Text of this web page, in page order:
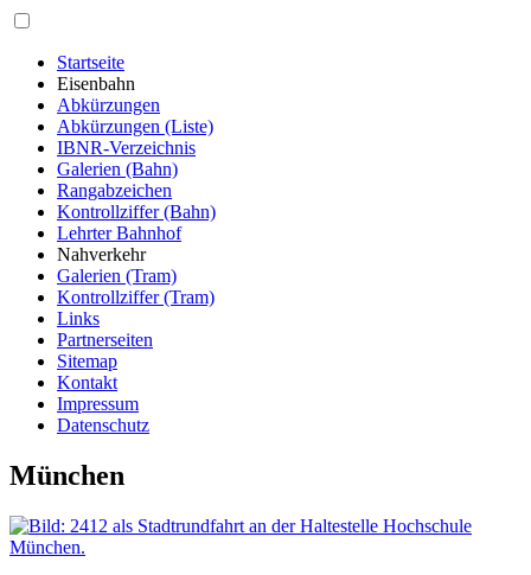
Startseite
Eisenbahn
Abkürzungen
Abkürzungen (Liste)
IBNR-Verzeichnis
Galerien (Bahn)
Rangabzeichen
Kontrollziffer (Bahn)
Lehrter Bahnhof
Nahverkehr
Galerien (Tram)
Kontrollziffer (Tram)
Links
Partnerseiten
Sitemap
Kontakt
Impressum
Datenschutz
München